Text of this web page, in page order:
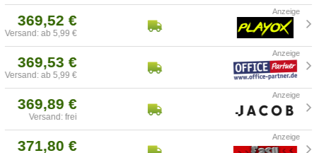
369,52 €
Versand: ab 5,99 €
369,53 €
Versand: ab 5,99 €
369,89 €
Versand: frei
371,80 €